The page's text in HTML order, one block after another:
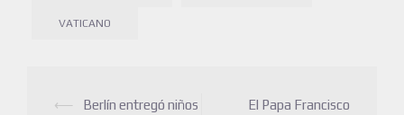
VATICANO
⟵ Berlín entregó niños El Papa Francisco